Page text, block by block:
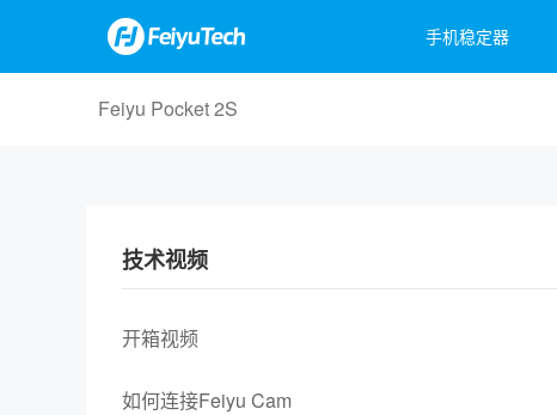
手机稳定器
Feiyu Pocket 2S
技术视频
开箱视频
如何连接Feiyu Cam